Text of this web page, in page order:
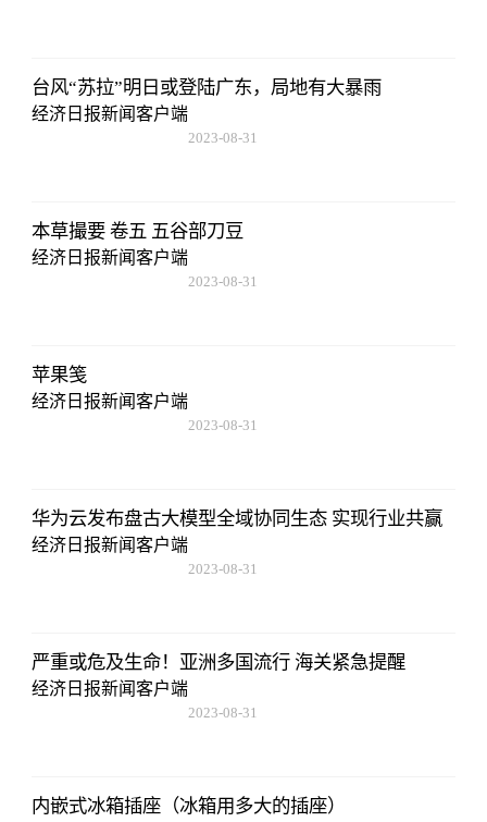
台风“苏拉”明日或登陆广东，局地有大暴雨
经济日报新闻客户端
2023-08-31
本草撮要 卷五 五谷部刀豆
经济日报新闻客户端
2023-08-31
苹果笺
经济日报新闻客户端
2023-08-31
华为云发布盘古大模型全域协同生态 实现行业共赢
经济日报新闻客户端
2023-08-31
严重或危及生命！亚洲多国流行 海关紧急提醒
经济日报新闻客户端
2023-08-31
内嵌式冰箱插座（冰箱用多大的插座）